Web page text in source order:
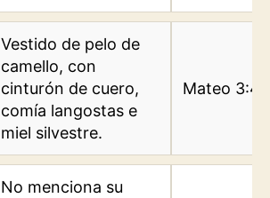
Vestido de pelo de
camello, con
cinturón de cuero,
comía langostas e
miel silvestre.
Mateo 3:4
No menciona su